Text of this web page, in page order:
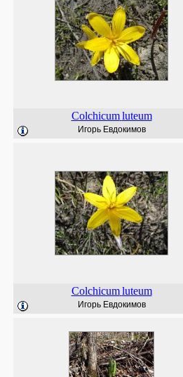
Colchicum luteum
Игорь Евдокимов
Colchicum luteum
Игорь Евдокимов